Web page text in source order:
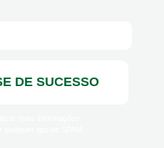
DE SUCESSO